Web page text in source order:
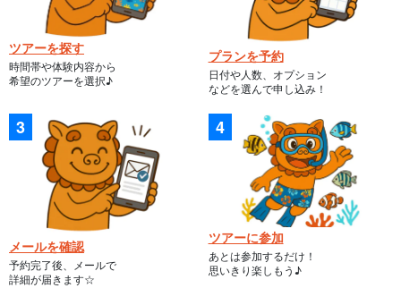
ツアーを探す
時間帯や体験内容から
希望のツアーを選択♪
プランを予約
日付や人数、オプション
などを選んで申し込み！
メールを確認
予約完了後、メールで
詳細が届きます☆
ツアーに参加
あとは参加するだけ！
思いきり楽しもう♪